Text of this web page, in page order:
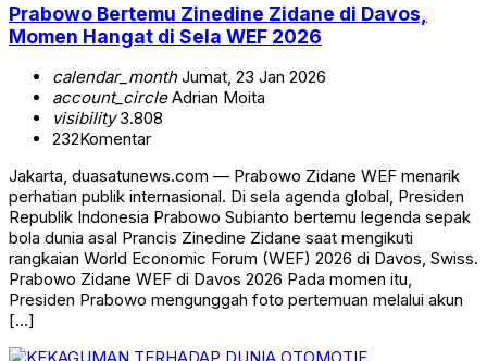
Prabowo Bertemu Zinedine Zidane di Davos,
Momen Hangat di Sela WEF 2026
calendar_monthJumat, 23 Jan 2026
account_circleAdrian Moita
visibility3.808
232Komentar
Jakarta, duasatunews.com — Prabowo Zidane WEF menarik
perhatian publik internasional. Di sela agenda global, Presiden
Republik Indonesia Prabowo Subianto bertemu legenda sepak
bola dunia asal Prancis Zinedine Zidane saat mengikuti
rangkaian World Economic Forum (WEF) 2026 di Davos, Swiss.
Prabowo Zidane WEF di Davos 2026 Pada momen itu,
Presiden Prabowo mengunggah foto pertemuan melalui akun
[…]